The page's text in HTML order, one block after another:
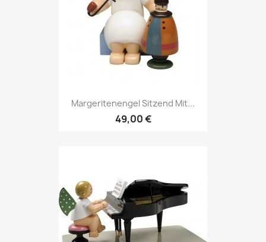
Margeritenengel Sitzend Mit...
49,00 €